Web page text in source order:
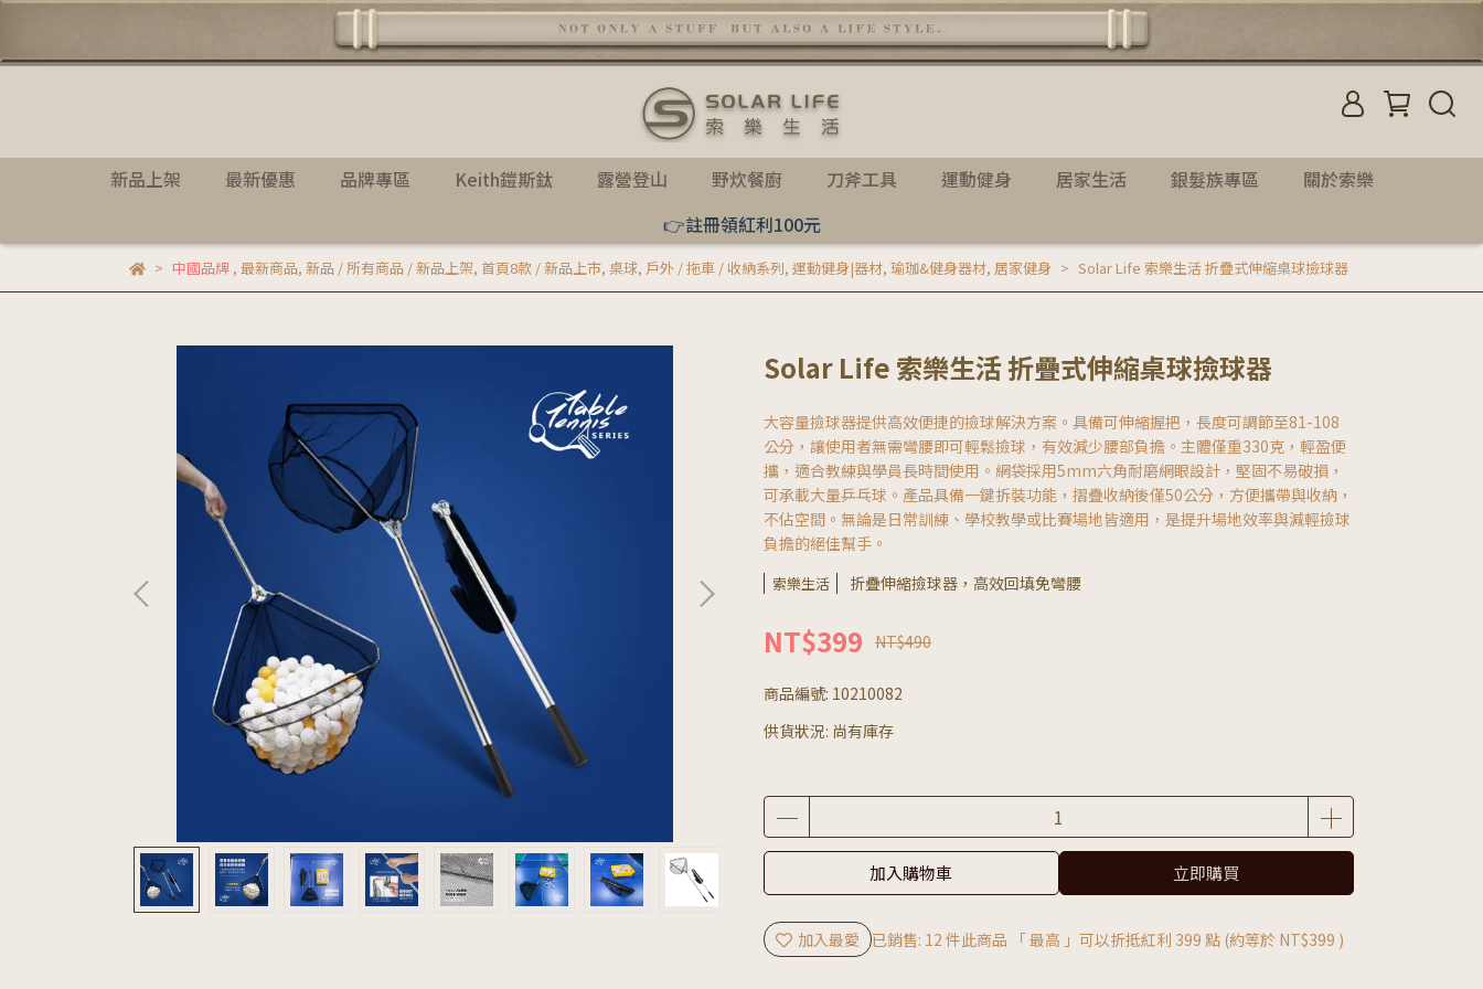
新品上架 最新優惠 品牌專區 Keith鎧斯鈦 露營登山 野炊餐廚 刀斧工具 運動健身 居家生活 銀髮族專區
關於索樂
👉註冊領紅利100元
中國品牌, 最新商品, 新品 / 所有商品 / 新品上架, 首頁8款 / 新品上市, 桌球, 戶外 / 拖車 / 收納系列, 運動健身|器材, 瑜珈&健身器材, 居家健身 Solar Life 索樂生活 折疊式伸縮桌球撿球器
Solar Life 索樂生活 折疊式伸縮桌球撿球器
大容量撿球器提供高效便捷的撿球解決方案。具備可伸縮握把，長度可調節至81-108
公分，讓使用者無需彎腰即可輕鬆撿球，有效減少腰部負擔。主體僅重330克，輕盈便
攜，適合教練與學員長時間使用。網袋採用5mm六角耐磨網眼設計，堅固不易破損，
可承載大量乒乓球。產品具備一鍵拆裝功能，摺疊收納後僅50公分，方便攜帶與收納，
不佔空間。無論是日常訓練、學校教學或比賽場地皆適用，是提升場地效率與減輕撿球
負擔的絕佳幫手。
索樂生活 折疊伸縮撿球器，高效回填免彎腰
NT$399 NT$490
商品編號: 10210082
供貨狀況: 尚有庫存
加入購物車 立即購買
加入最愛 已銷售: 12 件此商品 「 最高 」可以折抵紅利 399 點 (約等於 NT$399 )